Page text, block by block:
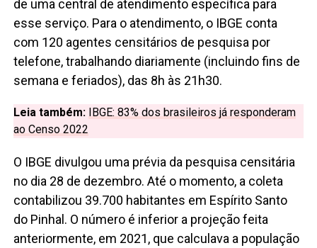
de uma central de atendimento específica para
esse serviço. Para o atendimento, o IBGE conta
com 120 agentes censitários de pesquisa por
telefone, trabalhando diariamente (incluindo fins de
semana e feriados), das 8h às 21h30.
Leia também:
IBGE: 83% dos brasileiros já responderam
ao Censo 2022
O IBGE divulgou uma prévia da pesquisa censitária
no dia 28 de dezembro. Até o momento, a coleta
contabilizou 39.700 habitantes em Espírito Santo
do Pinhal. O número é inferior a projeção feita
anteriormente, em 2021, que calculava a população